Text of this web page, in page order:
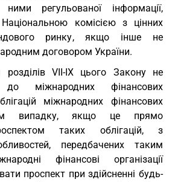
регульованої інформації,
комісією з цінних
ринку, якщо інше не
договором України.
VII-IX цього Закону не
до міжнародних фінансових
міжнародних фінансових
випадку, якщо це прямо
таких облігацій, з
передбачених таким
фінансові організації
проспект при здійсненні будь-